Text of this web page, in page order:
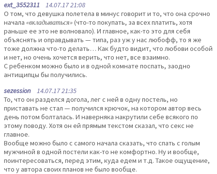
ext_3552311 14.07.17 21:08
О том, что девушка полетела в минус говорит и то, что она срочно
начала «вкладываться»(что-то покупать, за всех платить, хотя
раньше ее это не волновало). И главное, как-то это для себя
объяснять и оправдывать — типа, раз уж у нас любофф, то я же
тоже должна что-то делать… Как будто видит, что любови особой
и нет, но очень хочется верить, что нет, все взаимно.
С ребенком можно было и в одной комнате поспать, заодно
антищипцы бы получились.
sezession 14.07.17 21:35
То, что он разделся догола, лег с ней в одну постель, но
приставать не стал — получился крючок, на котором автор весь
день потом болталась. И наверняка накрутили себе всякого по
этому поводу. Хотя он ей прямым текстом сказал, что секс не
главное.
Вообще можно было с самого начала сказать, что спать с голым
мужчиной в одной постели как-то не комфортно. Ну и вообще,
поинтересоваться, перед этим, куда едем и т.д. Такое ощущение,
что у автора своих планов не было вообще.